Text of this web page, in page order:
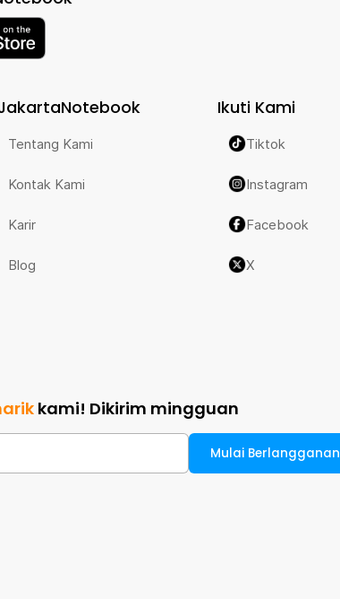
Tentang Kami
Kontak Kami
Karir
Blog
Ikuti Kami
Tiktok
Instagram
Facebook
X
kami! Dikirim mingguan
Mulai Berlangganan